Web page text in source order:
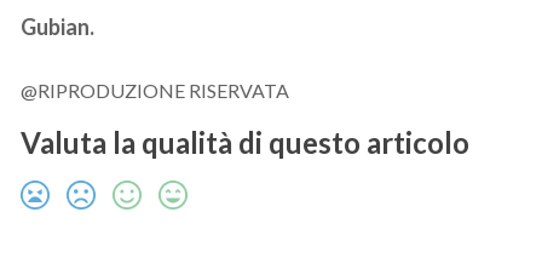
Gubian.
@RIPRODUZIONE RISERVATA
Valuta la qualità di questo articolo